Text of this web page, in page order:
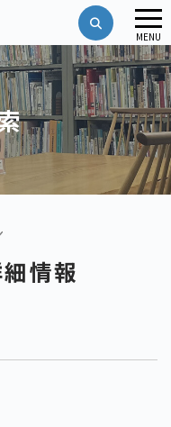
情報
メ
ニ
ュ
ー
MENU